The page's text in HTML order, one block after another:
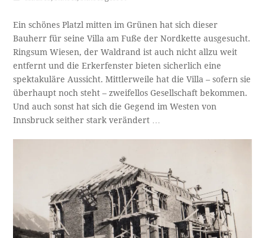
Ein schönes Platzl mitten im Grünen hat sich dieser
Bauherr für seine Villa am Fuße der Nordkette ausgesucht.
Ringsum Wiesen, der Waldrand ist auch nicht allzu weit
entfernt und die Erkerfenster bieten sicherlich eine
spektakuläre Aussicht. Mittlerweile hat die Villa – sofern sie
überhaupt noch steht – zweifellos Gesellschaft bekommen.
Und auch sonst hat sich die Gegend im Westen von
Innsbruck seither stark verändert …